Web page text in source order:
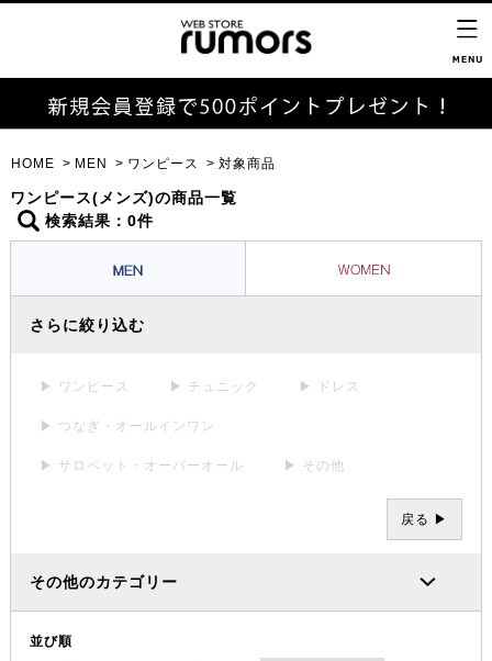
HOME MEN ワンピース 対象商品
ワンピース(メンズ)の商品一覧
検索結果：0件
さらに絞り込む
▶ ワンピース ▶ チュニック ▶ ドレス
▶ つなぎ・オールインワン
▶ サロペット・オーバーオール ▶ その他
戻る ▶
その他のカテゴリー
並び順